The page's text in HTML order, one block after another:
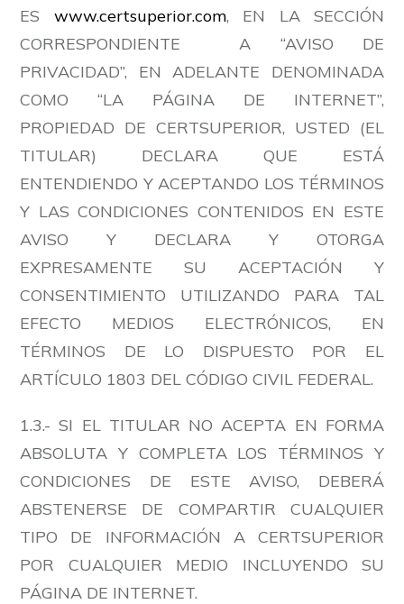
ES www.certsuperior.com, EN LA SECCIÓN
CORRESPONDIENTE A “AVISO DE
PRIVACIDAD”, EN ADELANTE DENOMINADA
COMO “LA PÁGINA DE INTERNET”,
PROPIEDAD DE CERTSUPERIOR, USTED (EL
TITULAR) DECLARA QUE ESTÁ
ENTENDIENDO Y ACEPTANDO LOS TÉRMINOS
Y LAS CONDICIONES CONTENIDOS EN ESTE
AVISO Y DECLARA Y OTORGA
EXPRESAMENTE SU ACEPTACIÓN Y
CONSENTIMIENTO UTILIZANDO PARA TAL
EFECTO MEDIOS ELECTRÓNICOS, EN
TÉRMINOS DE LO DISPUESTO POR EL
ARTÍCULO 1803 DEL CÓDIGO CIVIL FEDERAL.
1.3.- SI EL TITULAR NO ACEPTA EN FORMA
ABSOLUTA Y COMPLETA LOS TÉRMINOS Y
CONDICIONES DE ESTE AVISO, DEBERÁ
ABSTENERSE DE COMPARTIR CUALQUIER
TIPO DE INFORMACIÓN A CERTSUPERIOR
POR CUALQUIER MEDIO INCLUYENDO SU
PÁGINA DE INTERNET.